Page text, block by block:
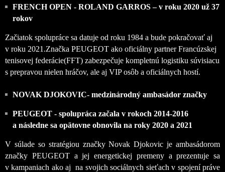
FRENCH OPEN - ROLAND GARROS – v roku 2020 už 37
rokov
Začiatok spolupráce sa datuje od roku 1984 a bude pokračovať aj
v roku 2021.Značka PEUGEOT ako oficiálny partner Francúzskej
tenisovej federácie(FFT) zabezpečuje kompletnú logistiku súvisiacu
s prepravou nielen hráčov, ale aj VIP osôb a oficiálnych hostí.
NOVAK DJOKOVIC- medzinárodný ambasádor značky
PEUGEOT - spolupráca začala v rokoch 2014-2016
a následne sa opätovne obnovila na roky 2020 a 2021
V súlade so stratégiou značky Novak Djokovic je ambasádorom
značky PEUGEOT a jej energetickej premeny a prezentuje sa
v kampaniach ako aj na svojich sociálnych sieťach v spojení práve